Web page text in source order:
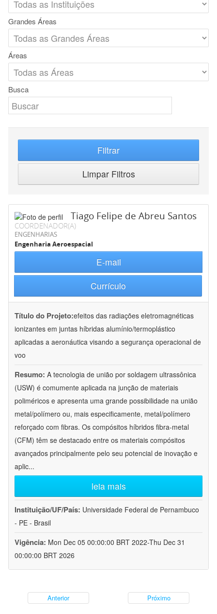
Grandes Áreas
Áreas
Busca
Filtrar
Limpar Filtros
Tiago Felipe de Abreu Santos
COORDENADOR(A)
ENGENHARIAS
Engenharia Aeroespacial
E-mail
Currículo
Título do Projeto:efeitos das radiações eletromagnéticas
ionizantes em juntas híbridas alumínio/termoplástico
aplicadas a aeronáutica visando a segurança operacional de
voo
Resumo: A tecnologia de união por soldagem ultrassônica
(USW) é comumente aplicada na junção de materiais
poliméricos e apresenta uma grande possibilidade na união
metal/polímero ou, mais especificamente, metal/polímero
reforçado com fibras. Os compósitos híbridos fibra-metal
(CFM) têm se destacado entre os materiais compósitos
avançados principalmente pelo seu potencial de inovação e
aplic...
leia mais
Instituição/UF/País: Universidade Federal de Pernambuco
- PE - Brasil
Vigência: Mon Dec 05 00:00:00 BRT 2022-Thu Dec 31
00:00:00 BRT 2026
Anterior Próximo